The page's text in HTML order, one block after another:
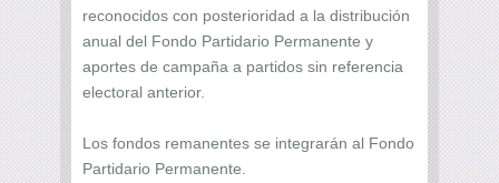
reconocidos con posterioridad a la distribución
anual del Fondo Partidario Permanente y
aportes de campaña a partidos sin referencia
electoral anterior.
Los fondos remanentes se integrarán al Fondo
Partidario Permanente.